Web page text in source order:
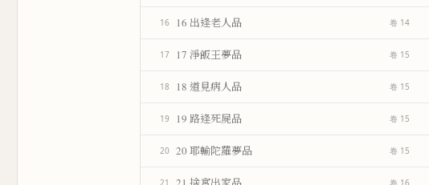
16 16 出逢老人品 卷 14
17 17 淨飯王夢品 卷 15
18 18 道見病人品 卷 15
19 19 路逢死屍品 卷 15
20 20 耶輸陀羅夢品 卷 15
21 卷 16